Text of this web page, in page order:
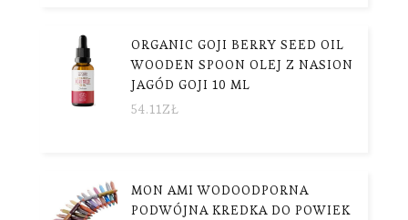
ORGANIC GOJI BERRY SEED OIL
WOODEN SPOON OLEJ Z NASION
JAGÓD GOJI 10 ML
54.11ZŁ
MON AMI WODOODPORNA
PODWÓJNA KREDKA DO POWIEK